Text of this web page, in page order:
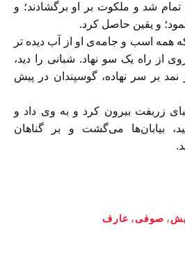
شد و ملکوت بر او برگشادند؛ و
و يقين حاصل کرد.
همه اسب و جامه‌ی او از آب ديده تر
از راه يک سو نهاد. شبانی را ديد،
نمد بر سر نهاده، گوسپندان در پيش
زربفت بيرون کرد و به وی داد و
بیابان‌ها می‌گشت و بر گناهان
, صوفی, عارف